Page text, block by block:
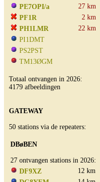
PE7OPI/a
27 km
PF1R
2 km
PH1LMR
22 km
PI1DMT
PS2PST
TM13ØGM
Totaal ontvangen in 2026:
4179 afbeeldingen
GATEWAY
50 stations via de repeaters:
DBøBEN
27 ontvangen stations in 2026:
DF9XZ
12 km